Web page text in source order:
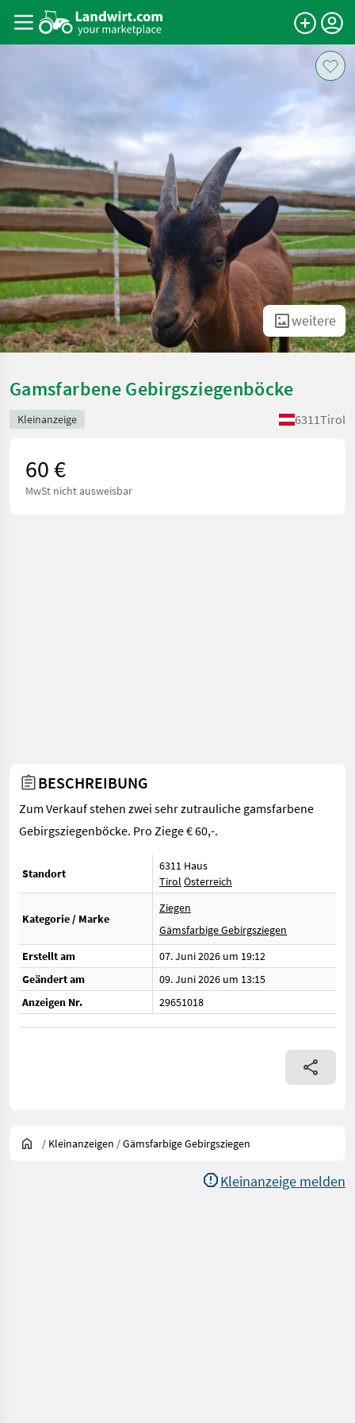
weitere
Gamsfarbene Gebirgsziegenböcke
Kleinanzeige 6311Tirol
60 €
MwSt nicht ausweisbar
BESCHREIBUNG
Zum Verkauf stehen zwei sehr zutrauliche gamsfarbene
Gebirgsziegenböcke. Pro Ziege € 60,-.
Standort
6311 Haus
Tirol Österreich
Kategorie / Marke
Ziegen
Gämsfarbige Gebirgsziegen
Erstellt am
07. Juni 2026 um 19:12
Geändert am
09. Juni 2026 um 13:15
Anzeigen Nr.
29651018
/ Kleinanzeigen /Gämsfarbige Gebirgsziegen
Kleinanzeige melden